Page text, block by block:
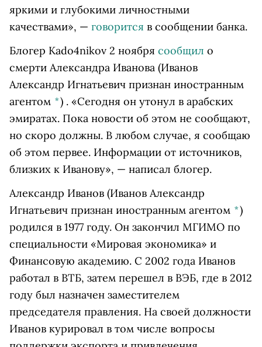
яркими и глубокими личностными
качествами», — говорится в сообщении банка.
Блогер Kado4nikov 2 ноября сообщил о
смерти Александра Иванова (Иванов
Александр Игнатьевич признан иностранным
агентом *) . «Сегодня он утонул в арабских
эмиратах. Пока новости об этом не сообщают,
но скоро должны. В любом случае, я сообщаю
об этом первее. Информации от источников,
близких к Иванову», — написал блогер.
Александр Иванов (Иванов Александр
Игнатьевич признан иностранным агентом *)
родился в 1977 году. Он закончил МГИМО по
специальности «Мировая экономика» и
Финансовую академию. С 2002 года Иванов
работал в ВТБ, затем перешел в ВЭБ, где в 2012
году был назначен заместителем
председателя правления. На своей должности
Иванов курировал в том числе вопросы